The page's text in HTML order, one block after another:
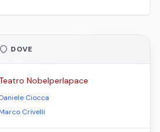
DOVE
Nobelperlapace
Ciocca
Crivelli